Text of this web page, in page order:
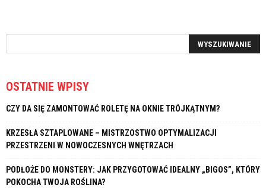
OSTATNIE WPISY
CZY DA SIĘ ZAMONTOWAĆ ROLETĘ NA OKNIE TRÓJKĄTNYM?
KRZESŁA SZTAPLOWANE – MISTRZOSTWO OPTYMALIZACJI
PRZESTRZENI W NOWOCZESNYCH WNĘTRZACH
PODŁOŻE DO MONSTERY: JAK PRZYGOTOWAĆ IDEALNY „BIGOS”, KTÓRY
POKOCHA TWOJA ROŚLINA?